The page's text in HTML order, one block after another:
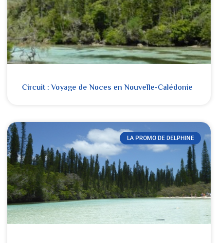
Circuit : Voyage de Noces en Nouvelle-Calédonie
LA PROMO DE DELPHINE